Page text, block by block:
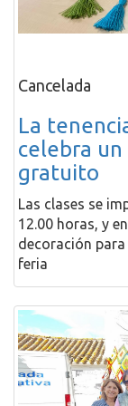
Cancelada
La
celebra
gratuito
Las clases se
12.00 horas, y
decoración
feria